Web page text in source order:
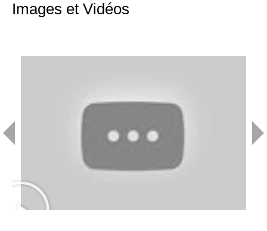
Images et Vidéos